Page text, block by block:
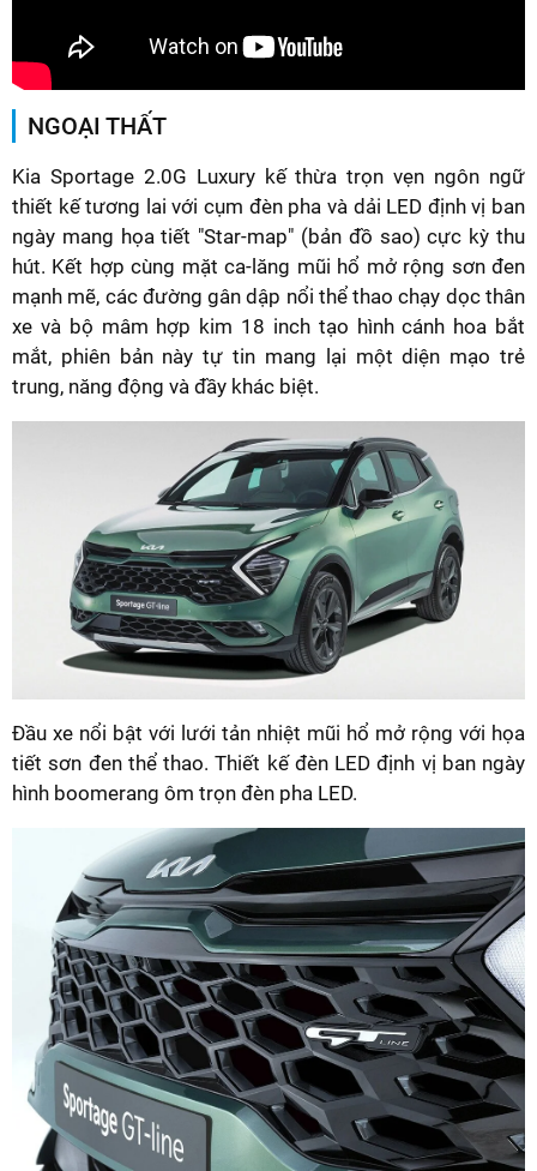
NGOẠI THẤT
Kia Sportage 2.0G Luxury kế thừa trọn vẹn ngôn ngữ
thiết kế tương lai với cụm đèn pha và dải LED định vị ban
ngày mang họa tiết "Star-map" (bản đồ sao) cực kỳ thu
hút. Kết hợp cùng mặt ca-lăng mũi hổ mở rộng sơn đen
mạnh mẽ, các đường gân dập nổi thể thao chạy dọc thân
xe và bộ mâm hợp kim 18 inch tạo hình cánh hoa bắt
mắt, phiên bản này tự tin mang lại một diện mạo trẻ
trung, năng động và đầy khác biệt.
Đầu xe nổi bật với lưới tản nhiệt mũi hổ mở rộng với họa
tiết sơn đen thể thao. Thiết kế đèn LED định vị ban ngày
hình boomerang ôm trọn đèn pha LED.